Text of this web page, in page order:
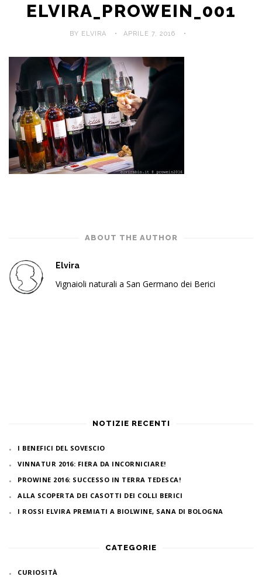
ELVIRA_PROWEIN_001
BY ELVIRA APRILE 7, 2016
ABOUT THE AUTHOR
Elvira
Vignaioli naturali a San Germano dei Berici
NOTIZIE RECENTI
I BENEFICI DEL SOVESCIO
VINNATUR 2016: FIERA DA INCORNICIARE!
PROWINE 2016: SUCCESSO IN TERRA TEDESCA!
ALLA SCOPERTA DEI CASOTTI DEI COLLI BERICI
I ROSSI ELVIRA PREMIATI A BIOLWINE, SANA DI BOLOGNA
CATEGORIE
CURIOSITÀ